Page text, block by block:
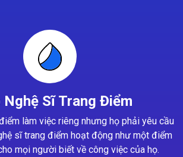
Nghệ Sĩ Trang Điểm
làm việc riêng nhưng họ phải yêu cầu
sĩ trang điểm hoạt động như một điểm
mọi người biết về công việc của họ.